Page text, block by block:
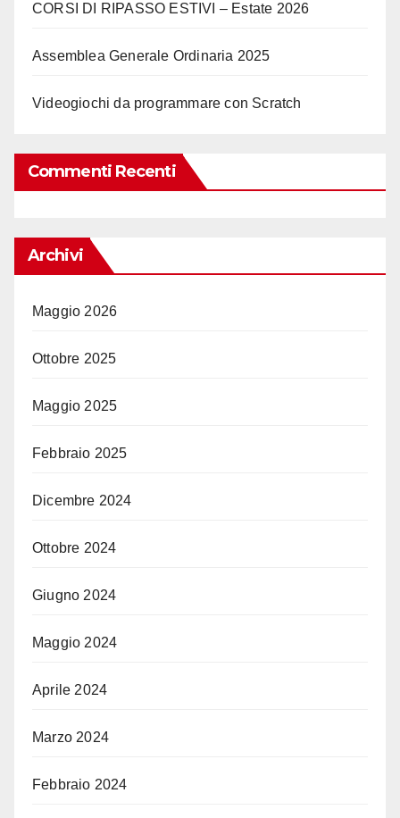
CORSI DI RIPASSO ESTIVI – Estate 2026
Assemblea Generale Ordinaria 2025
Videogiochi da programmare con Scratch
Commenti Recenti
Archivi
Maggio 2026
Ottobre 2025
Maggio 2025
Febbraio 2025
Dicembre 2024
Ottobre 2024
Giugno 2024
Maggio 2024
Aprile 2024
Marzo 2024
Febbraio 2024